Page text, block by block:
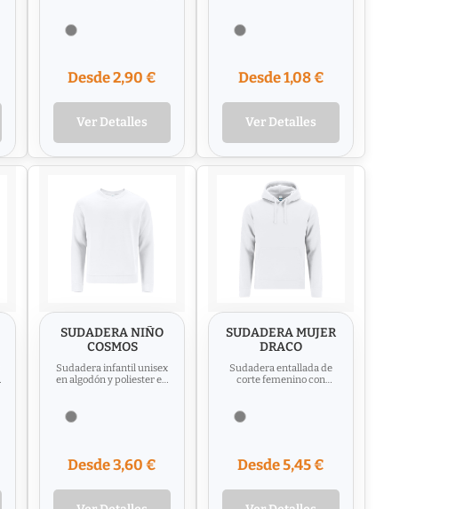
Desde 2,90 €
Ver Detalles
Desde 1,08 €
Ver Detalles
SUDADERA NIÑO
COSMOS
Sudadera infantil unisex
en algodón y poliester en
Desde 3,60 €
SUDADERA MUJER
DRACO
Sudadera entallada de
corte femenino con
Desde 5,45 €